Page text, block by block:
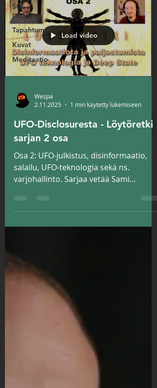
SGL
tiedottaa
Tapahtumat
Kuvat
Meditaatio
Load video
Wespa
2.11.2025
1 min käytetty lukemiseen
UFO-Disclosuresta - Löytöretki
sarjan 2 osa
Osa 2: UFO-julkistus, disinformaatio,
salailu, UFO-teknologia sekä ns.
varjohallinto. Sarjaa vetää Sami